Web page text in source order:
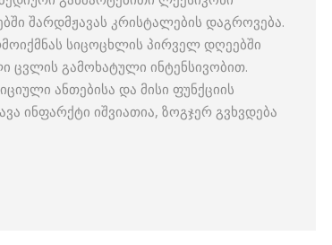
შარდმჟავას კრისტალების დაგროვება.
სიცოცხლის პირველ დღეებში
გამოხატული ინტენსივობით.
ანთებისა და მისი ფუნქციის
ინფარქტი იშვიათია, ზოგჯერ გვხვდება